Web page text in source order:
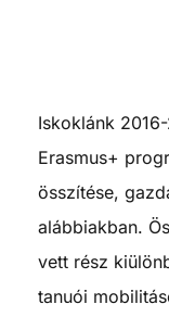
Iskoklánk
Erasmus+
összítése,
alábbiakban.
vett rész
tanuói